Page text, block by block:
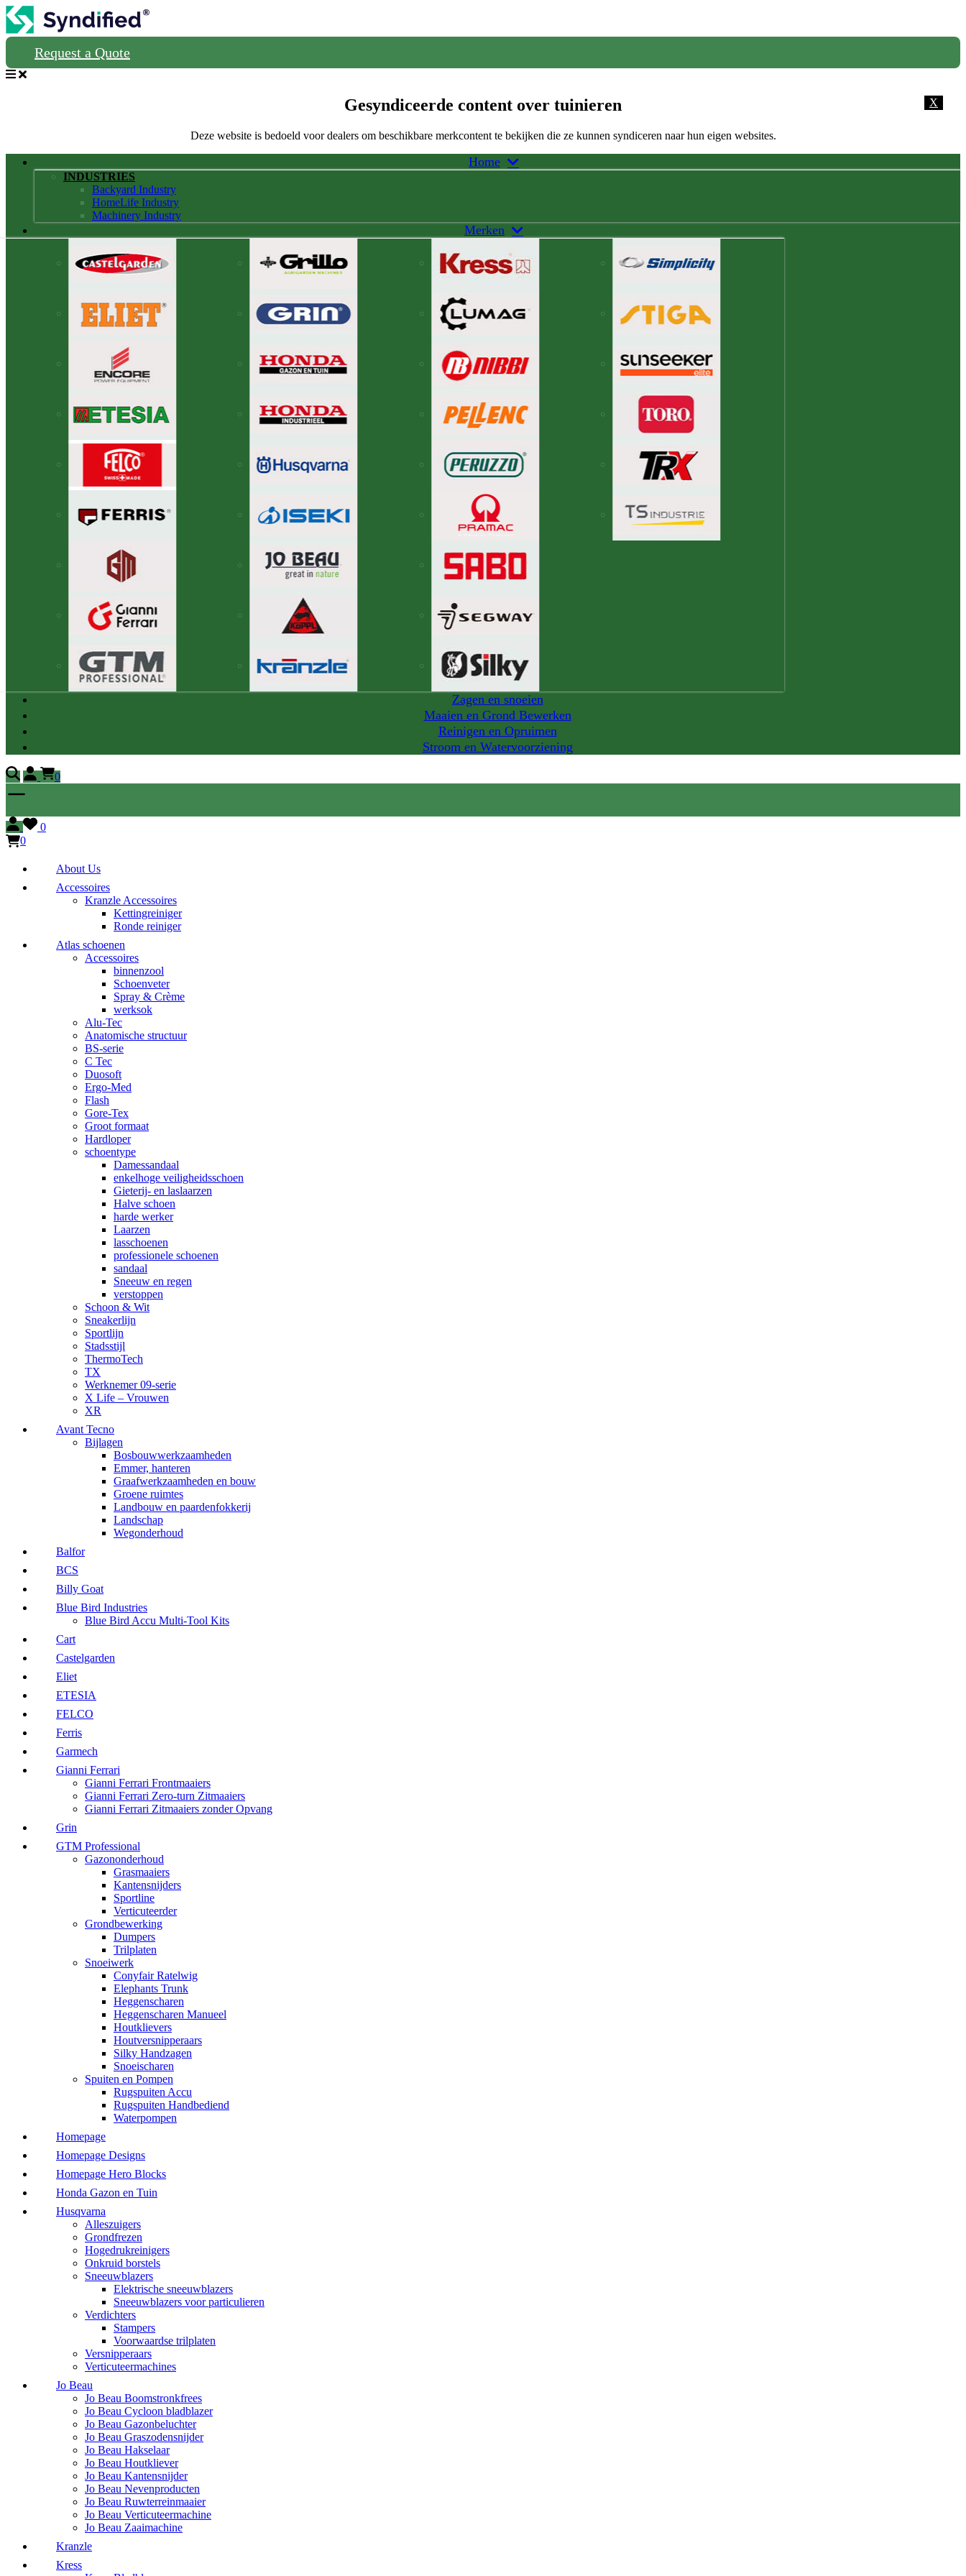
Request a Quote
X
Gesyndiceerde content over tuinieren
Deze website is bedoeld voor dealers om beschikbare merkcontent te bekijken die ze kunnen syndiceren naar hun eigen websites.
Home
INDUSTRIES
Backyard Industry
HomeLife Industry
Machinery Industry
Merken
Zagen en snoeien
Maaien en Grond Bewerken
Reinigen en Opruimen
Stroom en Watervoorziening
0
0
0
About Us
Accessoires
Kranzle Accessoires
Kettingreiniger
Ronde reiniger
Atlas schoenen
Accessoires
binnenzool
Schoenveter
Spray & Crème
werksok
Alu-Tec
Anatomische structuur
BS-serie
C Tec
Duosoft
Ergo-Med
Flash
Gore-Tex
Groot formaat
Hardloper
schoentype
Damessandaal
enkelhoge veiligheidsschoen
Gieterij- en laslaarzen
Halve schoen
harde werker
Laarzen
lasschoenen
professionele schoenen
sandaal
Sneeuw en regen
verstoppen
Schoon & Wit
Sneakerlijn
Sportlijn
Stadsstijl
ThermoTech
TX
Werknemer 09-serie
X Life – Vrouwen
XR
Avant Tecno
Bijlagen
Bosbouwwerkzaamheden
Emmer, hanteren
Graafwerkzaamheden en bouw
Groene ruimtes
Landbouw en paardenfokkerij
Landschap
Wegonderhoud
Balfor
BCS
Billy Goat
Blue Bird Industries
Blue Bird Accu Multi-Tool Kits
Cart
Castelgarden
Eliet
ETESIA
FELCO
Ferris
Garmech
Gianni Ferrari
Gianni Ferrari Frontmaaiers
Gianni Ferrari Zero-turn Zitmaaiers
Gianni Ferrari Zitmaaiers zonder Opvang
Grin
GTM Professional
Gazononderhoud
Grasmaaiers
Kantensnijders
Sportline
Verticuteerder
Grondbewerking
Dumpers
Trilplaten
Snoeiwerk
Conyfair Ratelwig
Elephants Trunk
Heggenscharen
Heggenscharen Manueel
Houtklievers
Houtversnipperaars
Silky Handzagen
Snoeischaren
Spuiten en Pompen
Rugspuiten Accu
Rugspuiten Handbediend
Waterpompen
Homepage
Homepage Designs
Homepage Hero Blocks
Honda Gazon en Tuin
Husqvarna
Alleszuigers
Grondfrezen
Hogedrukreinigers
Onkruid borstels
Sneeuwblazers
Elektrische sneeuwblazers
Sneeuwblazers voor particulieren
Verdichters
Stampers
Voorwaardse trilplaten
Versnipperaars
Verticuteermachines
Jo Beau
Jo Beau Boomstronkfrees
Jo Beau Cycloon bladblazer
Jo Beau Gazonbeluchter
Jo Beau Graszodensnijder
Jo Beau Hakselaar
Jo Beau Houtkliever
Jo Beau Kantensnijder
Jo Beau Nevenproducten
Jo Beau Ruwterreinmaaier
Jo Beau Verticuteermachine
Jo Beau Zaaimachine
Kranzle
Kress